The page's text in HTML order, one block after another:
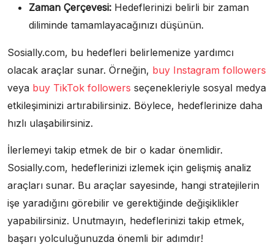
Zaman Çerçevesi: Hedeflerinizi belirli bir zaman
diliminde tamamlayacağınızı düşünün.
Sosially.com, bu hedefleri belirlemenize yardımcı
olacak araçlar sunar. Örneğin, buy Instagram followers
veya buy TikTok followers seçenekleriyle sosyal medya
etkileşiminizi artırabilirsiniz. Böylece, hedeflerinize daha
hızlı ulaşabilirsiniz.
İlerlemeyi takip etmek de bir o kadar önemlidir.
Sosially.com, hedeflerinizi izlemek için gelişmiş analiz
araçları sunar. Bu araçlar sayesinde, hangi stratejilerin
işe yaradığını görebilir ve gerektiğinde değişiklikler
yapabilirsiniz. Unutmayın, hedeflerinizi takip etmek,
başarı yolculuğunuzda önemli bir adımdır!